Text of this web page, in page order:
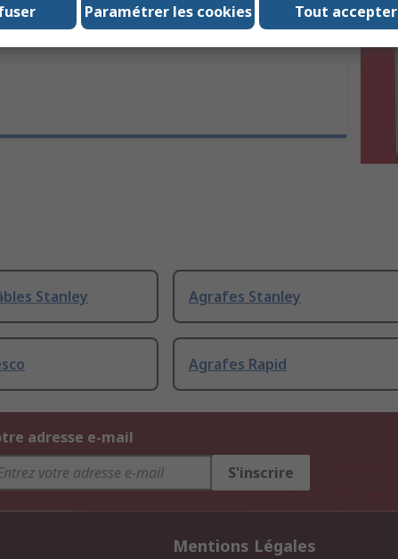
No
Stanley Agrafes Stanley
Agrafes Rapid
adresse e-mail
S'inscrire
Mentions Légales
Tout accepter
Paramétrer les cookies